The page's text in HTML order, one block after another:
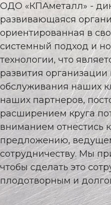
ОДО «КПАметалл» -
развивающаяся
ориентированная в
системный подход и
технологии, что
развития организации
обслуживания наших
наших партнеров,
расширением круга
вниманием отнестись
предложению,
сотрудничеству. Мы
чтобы сделать это
плодотворным и